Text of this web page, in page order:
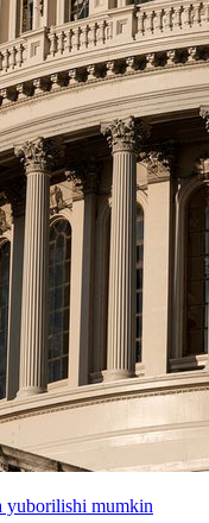
yuborilishi mumkin